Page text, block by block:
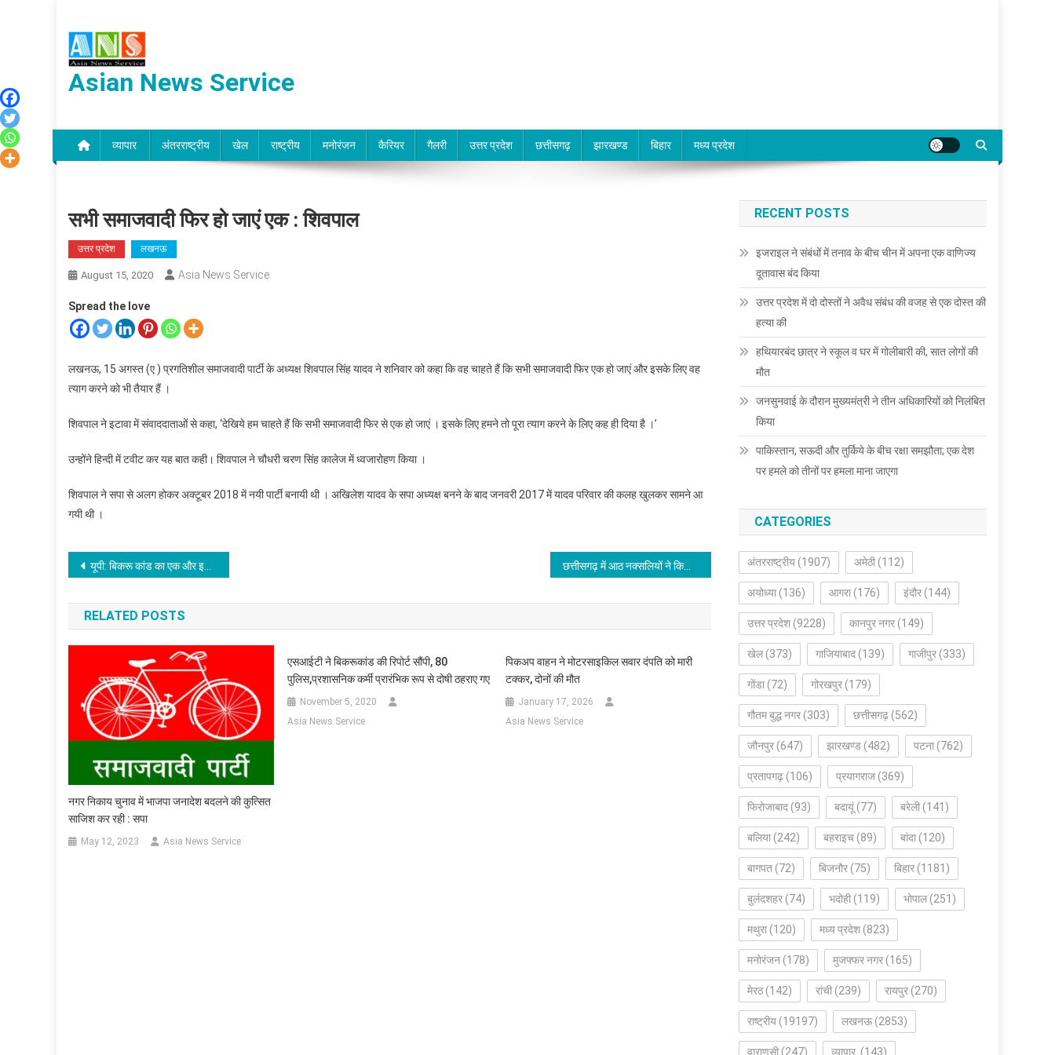
content
Asian News Service
व्यापार अंतरराष्ट्रीय खेल राष्ट्रीय मनोरंजन कैरियर गैलरी उत्तर प्रदेश छत्तीसगढ़ झारखण्ड बिहार मध्य प्रदेश
सभी समाजवादी फिर हो जाएं एक : शिवपाल
उत्तर प्रदेश लखनऊ
August 15, 2020 Asia News Service
Spread the love
लखनऊ, 15 अगस्त (ए ) प्रगतिशील समाजवादी पार्टी के अध्यक्ष शिवपाल सिंह यादव ने शनिवार को कहा कि वह चाहते हैं कि सभी समाजवादी फिर एक हो जाएं और इसके लिए वह
त्याग करने को भी तैयार हैं ।
शिवपाल ने इटावा में संवाददाताओं से कहा, ‘देखिये हम चाहते हैं कि सभी समाजवादी फिर से एक हो जाएं । इसके लिए हमने तो पूरा त्याग करने के लिए कह ही दिया है ।’
उन्होंने हिन्दी में टवीट कर यह बात कही। शिवपाल ने चौधरी चरण सिंह कालेज में ध्वजारोहण किया ।
शिवपाल ने सपा से अलग होकर अक्टूबर 2018 में नयी पार्टी बनायी थी । अखिलेश यादव के सपा अध्यक्ष बनने के बाद जनवरी 2017 में यादव परिवार की कलह खुलकर सामने आ
गयी थी ।
Post
navigation
यूपी: बिकरू कांड का एक और इनामी अपराधी गिरफ्तार छत्तीसगढ़ में आठ नक्सलियों ने किया आत्मसमर्पण
RELATED POSTS
नगर निकाय चुनाव में भाजपा जनादेश बदलने की कुत्सित
साजिश कर रही : सपा
May 12, 2023 Asia News Service
एसआईटी ने बिकरूकांड की रिपोर्ट सौंपी, 80
पुलिस,प्रशासनिक कर्मी प्रारंभिक रूप से दोषी ठहराए गए
November 5, 2020
Asia News Service
पिकअप वाहन ने मोटरसाइकिल सवार दंपति को मारी
टक्कर, दोनों की मौत
January 17, 2026
Asia News Service
RECENT POSTS
इजराइल ने संबंधों में तनाव के बीच चीन में अपना एक वाणिज्य
दूतावास बंद किया
उत्तर प्रदेश में दो दोस्तों ने अवैध संबंध की वजह से एक दोस्त की
हत्या की
हथियारबंद छात्र ने स्कूल व घर में गोलीबारी की, सात लोगों की
मौत
जनसुनवाई के दौरान मुख्यमंत्री ने तीन अधिकारियों को निलंबित
किया
पाकिस्तान, सऊदी और तुर्किये के बीच रक्षा समझौता; एक देश
पर हमले को तीनों पर हमला माना जाएगा
CATEGORIES
अंतरराष्ट्रीय (1907) अमेठी (112)
अयोध्या (136) आगरा (176) इंदौर (144)
उत्तर प्रदेश (9228) कानपुर नगर (149)
खेल (373) गाजियाबाद (139) गाजीपुर (333)
गोंडा (72) गोरखपुर (179)
गौतम बुद्ध नगर (303) छत्तीसगढ़ (562)
जौनपुर (647) झारखण्ड (482) पटना (762)
प्रतापगढ़ (106) प्रयागराज (369)
फिरोजाबाद (93) बदायूं (77) बरेली (141)
बलिया (242) बहराइच (89) बांदा (120)
बागपत (72) बिजनौर (75) बिहार (1181)
बुलंदशहर (74) भदोही (119) भोपाल (251)
मथुरा (120) मध्य प्रदेश (823)
मनोरंजन (178) मुजफ्फर नगर (165)
मेरठ(142) रांची (239) रायपुर (270)
राष्ट्रीय (19197) लखनऊ(2853)
वाराणसी (247) व्यापार (143)